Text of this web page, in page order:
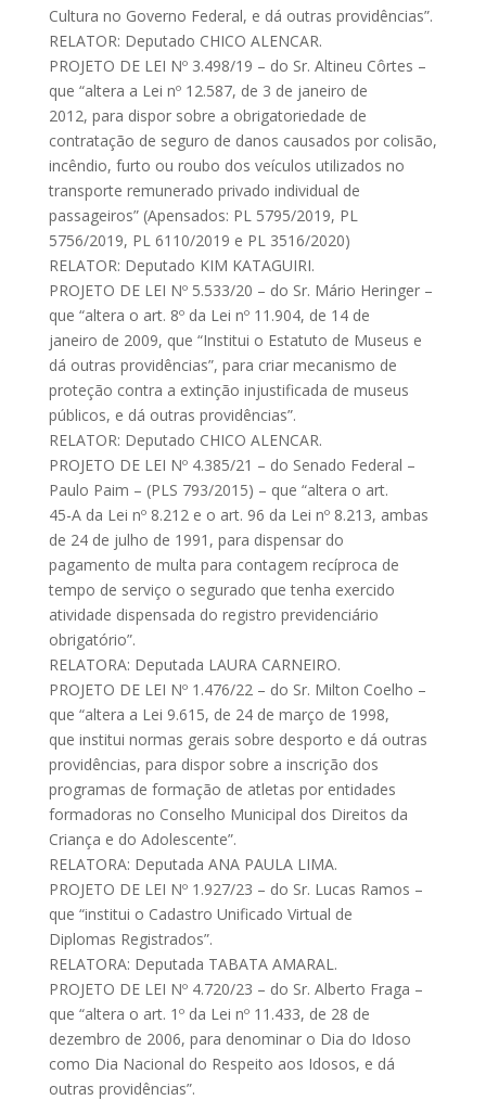
Cultura no Governo Federal, e dá outras providências”.
RELATOR: Deputado CHICO ALENCAR.
PROJETO DE LEI Nº 3.498/19 – do Sr. Altineu Côrtes –
que “altera a Lei nº 12.587, de 3 de janeiro de
2012, para dispor sobre a obrigatoriedade de
contratação de seguro de danos causados por colisão,
incêndio, furto ou roubo dos veículos utilizados no
transporte remunerado privado individual de
passageiros” (Apensados: PL 5795/2019, PL
5756/2019, PL 6110/2019 e PL 3516/2020)
RELATOR: Deputado KIM KATAGUIRI.
PROJETO DE LEI Nº 5.533/20 – do Sr. Mário Heringer –
que “altera o art. 8º da Lei nº 11.904, de 14 de
janeiro de 2009, que “Institui o Estatuto de Museus e
dá outras providências”, para criar mecanismo de
proteção contra a extinção injustificada de museus
públicos, e dá outras providências”.
RELATOR: Deputado CHICO ALENCAR.
PROJETO DE LEI Nº 4.385/21 – do Senado Federal –
Paulo Paim – (PLS 793/2015) – que “altera o art.
45-A da Lei nº 8.212 e o art. 96 da Lei nº 8.213, ambas
de 24 de julho de 1991, para dispensar do
pagamento de multa para contagem recíproca de
tempo de serviço o segurado que tenha exercido
atividade dispensada do registro previdenciário
obrigatório”.
RELATORA: Deputada LAURA CARNEIRO.
PROJETO DE LEI Nº 1.476/22 – do Sr. Milton Coelho –
que “altera a Lei 9.615, de 24 de março de 1998,
que institui normas gerais sobre desporto e dá outras
providências, para dispor sobre a inscrição dos
programas de formação de atletas por entidades
formadoras no Conselho Municipal dos Direitos da
Criança e do Adolescente”.
RELATORA: Deputada ANA PAULA LIMA.
PROJETO DE LEI Nº 1.927/23 – do Sr. Lucas Ramos –
que “institui o Cadastro Unificado Virtual de
Diplomas Registrados”.
RELATORA: Deputada TABATA AMARAL.
PROJETO DE LEI Nº 4.720/23 – do Sr. Alberto Fraga –
que “altera o art. 1º da Lei nº 11.433, de 28 de
dezembro de 2006, para denominar o Dia do Idoso
como Dia Nacional do Respeito aos Idosos, e dá
outras providências”.